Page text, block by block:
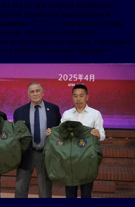
лет со дня победы китайского
Японским захватчикам и
С 17 по 18 апреля в городе
проходило китайско-
по культурному обмену «Увидимся
история освещает будущее».